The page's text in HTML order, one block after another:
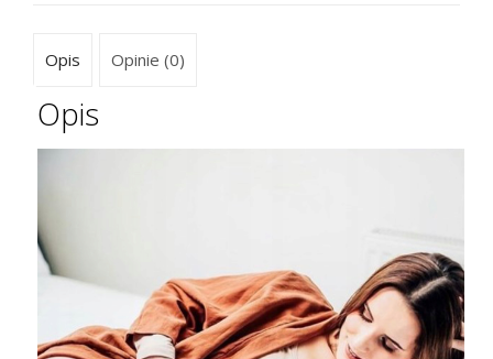
Opis Opinie (0)
Opis